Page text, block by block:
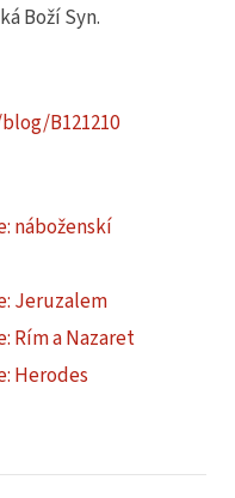
Boží Syn.
B121210
náboženskí
Jeruzalem
Rím a Nazaret
Herodes